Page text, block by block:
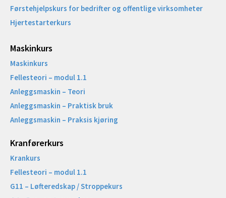
Førstehjelpskurs for bedrifter og offentlige virksomheter
Hjertestarterkurs
Maskinkurs
Maskinkurs
Fellesteori – modul 1.1
Anleggsmaskin – Teori
Anleggsmaskin – Praktisk bruk
Anleggsmaskin – Praksis kjøring
Kranførerkurs
Krankurs
Fellesteori – modul 1.1
G11 – Løfteredskap / Stroppekurs